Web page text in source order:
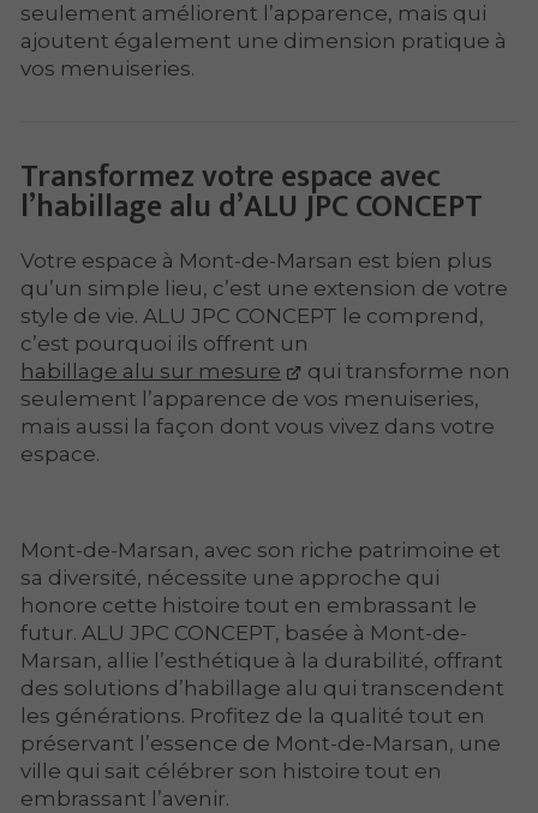
seulement améliorent l’apparence, mais qui
ajoutent également une dimension pratique à
vos menuiseries.
Transformez votre espace avec
l’habillage alu d’ALU JPC CONCEPT
Votre espace à Mont-de-Marsan est bien plus
qu’un simple lieu, c’est une extension de votre
style de vie. ALU JPC CONCEPT le comprend,
c’est pourquoi ils offrent un
habillage alu sur mesure
qui transforme non
seulement l’apparence de vos menuiseries,
mais aussi la façon dont vous vivez dans votre
espace.
Mont-de-Marsan, avec son riche patrimoine et
sa diversité, nécessite une approche qui
honore cette histoire tout en embrassant le
futur. ALU JPC CONCEPT, basée à Mont-de-
Marsan, allie l’esthétique à la durabilité, offrant
des solutions d’habillage alu qui transcendent
les générations. Profitez de la qualité tout en
préservant l’essence de Mont-de-Marsan, une
ville qui sait célébrer son histoire tout en
embrassant l’avenir.